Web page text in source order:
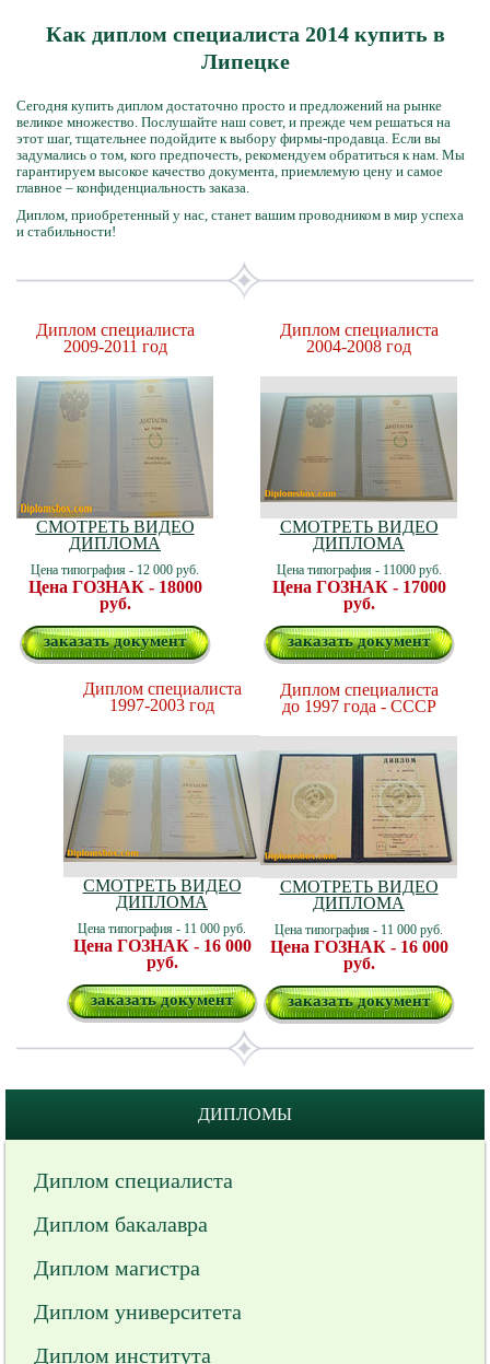
Как диплом специалиста 2014 купить в
Липецке
Сегодня купить диплом достаточно просто и предложений на рынке
великое множество. Послушайте наш совет, и прежде чем решаться на
этот шаг, тщательнее подойдите к выбору фирмы-продавца. Если вы
задумались о том, кого предпочесть, рекомендуем обратиться к нам. Мы
гарантируем высокое качество документа, приемлемую цену и самое
главное – конфиденциальность заказа.
Диплом, приобретенный у нас, станет вашим проводником в мир успеха
и стабильности!
Диплом специалиста
2009-2011 год
СМОТРЕТЬ ВИДЕО
ДИПЛОМА
Цена типография - 12 000 руб.
Цена ГОЗНАК - 18000
руб.
заказать документ
Диплом специалиста
2004-2008 год
СМОТРЕТЬ ВИДЕО
ДИПЛОМА
Цена типография - 11000 руб.
Цена ГОЗНАК - 17000
руб.
заказать документ
Диплом специалиста
1997-2003 год
СМОТРЕТЬ ВИДЕО
ДИПЛОМА
Цена типография - 11 000 руб.
Цена ГОЗНАК - 16 000
руб.
заказать документ
Диплом специалиста
до 1997 года - СССР
СМОТРЕТЬ ВИДЕО
ДИПЛОМА
Цена типография - 11 000 руб.
Цена ГОЗНАК - 16 000
руб.
заказать документ
ДИПЛОМЫ
Диплом специалиста
Диплом бакалавра
Диплом магистра
Диплом университета
Диплом института